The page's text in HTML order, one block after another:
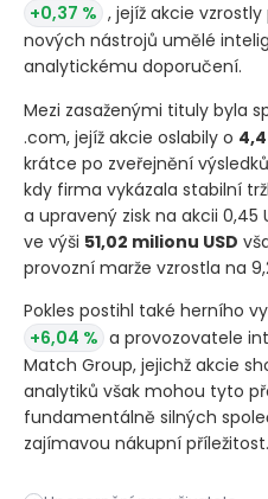
+0,37 % , jejíž akcie
nových nástrojů umělé
analytickému doporučení.
Mezi zasaženými tituly byla
.com, jejíž akcie oslabily o
krátce po zveřejnění
kdy firma vykázala stabilní
a upravený zisk na akcii 0,45
ve výši 51,02 milionu USD
provozní marže vzrostla na
Pokles postihl také herního
+6,04 % a provozovatele
Match Group, jejichž akcie
analytiků však mohou tyto
fundamentálně silných
zajímavou nákupní příležitost.